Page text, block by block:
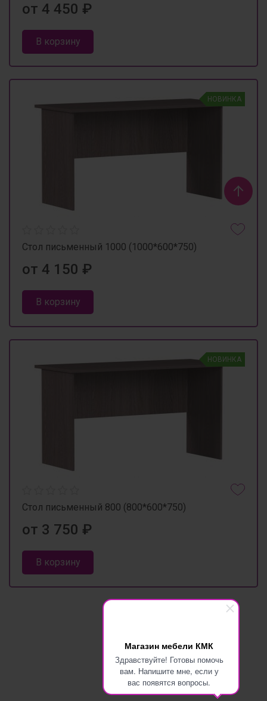
Магазин мебели КМК
Здравствуйте! Готовы помочь
вам. Напишите мне, если у
вас появятся вопросы.
от 4 450 ₽
В корзину
НОВИНКА
Стол письменный 1000 (1000*600*750)
от 4 150 ₽
В корзину
НОВИНКА
Стол письменный 800 (800*600*750)
от 3 750 ₽
В корзину